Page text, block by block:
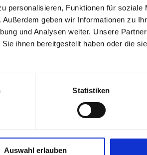
personalisieren, Funktionen für soziale
geben wir Informationen zu
und Analysen weiter. Unsere
ihnen bereitgestellt haben oder die
Statistiken
Auswahl erlauben
WIR
Sie
auf Ihren
Showroom
Betzdorf,